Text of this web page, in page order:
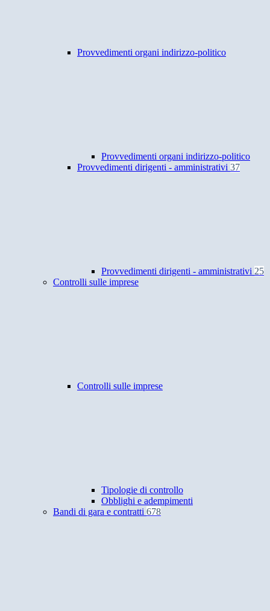
Provvedimenti organi indirizzo-politico
Provvedimenti organi indirizzo-politico
Provvedimenti dirigenti - amministrativi 37
Provvedimenti dirigenti - amministrativi 25
Controlli sulle imprese
Controlli sulle imprese
Tipologie di controllo
Obblighi e adempimenti
Bandi di gara e contratti 678